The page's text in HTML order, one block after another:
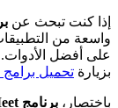
إذا كنت تبحث عن
واسعة من
على أفضل
بزيارة تحميل برامج
باختصار، برنامج Google Meet للكمبيوتر